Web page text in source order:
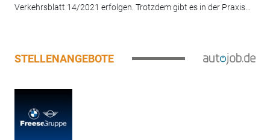
Verkehrsblatt 14/2021 erfolgen. Trotzdem gibt es in der Praxis...
STELLENANGEBOTE